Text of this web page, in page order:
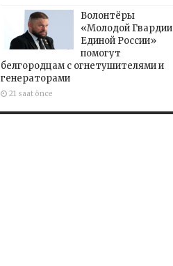
Волонтёры
«Молодой Гвардии
Единой России»
помогут
белгородцам с огнетушителями и
генераторами
21 saat önce